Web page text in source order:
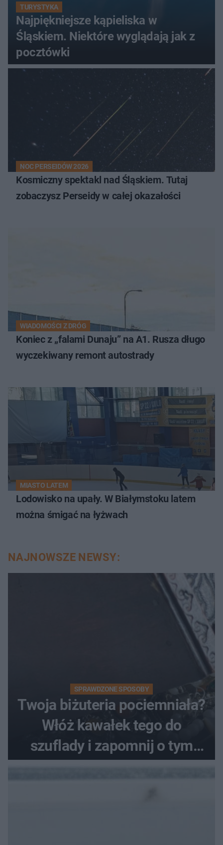
TURYSTYKA
Najpiękniejsze kąpieliska w
Śląskiem. Niektóre wyglądają jak z
pocztówki
NOC PERSEIDÓW 2026
Kosmiczny spektakl nad Śląskiem. Tutaj
zobaczysz Perseidy w całej okazałości
WIADOMOŚCI Z DRÓG
Koniec z „falami Dunaju” na A1. Rusza długo
wyczekiwany remont autostrady
MIASTO LATEM
Lodowisko na upały. W Białymstoku latem
można śmigać na łyżwach
NAJNOWSZE NEWSY:
SPRAWDZONE SPOSOBY
Twoja biżuteria pociemniała?
Włóż kawałek tego do
szuflady i zapomnij o tym